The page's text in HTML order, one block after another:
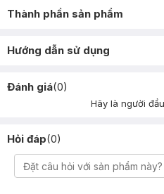
Thành phần sản phẩm
Hướng dẫn sử dụng
Đánh giá(0)
Hãy là người
Hỏi đáp(0)